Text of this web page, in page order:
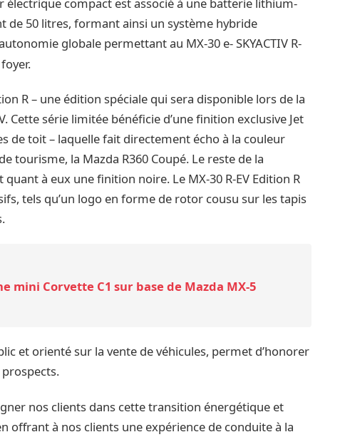
de 50 litres, formant ainsi un système hybride
globale permettant au MX-30 e- SKYACTIV R-
R – une édition spéciale qui sera disponible lors de la
Cette série limitée bénéficie d’une finition exclusive Jet
de toit – laquelle fait directement écho à la couleur
la Mazda R360 Coupé. Le reste de la
à eux une finition noire. Le MX-30 R-EV Edition R
tels qu’un logo en forme de rotor cousu sur les tapis
mini Corvette C1 sur base de Mazda MX-5
et orienté sur la vente de véhicules, permet d’honorer
nos clients dans cette transition énergétique et
offrant à nos clients une expérience de conduite à la